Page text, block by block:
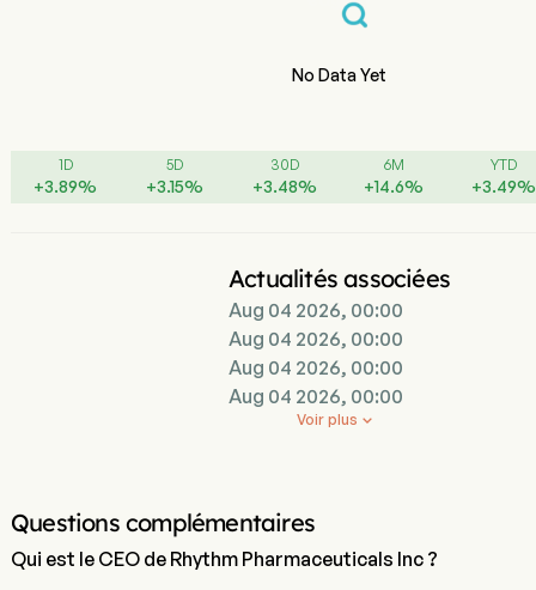
No Data Yet
1D
+3.89%
5D
+3.15%
30D
+3.48%
6M
+14.6%
YTD
+3.49%
Actualités associées
Aug 04 2026, 00:00
Aug 04 2026, 00:00
Aug 04 2026, 00:00
Aug 04 2026, 00:00

Voir plus
Questions complémentaires
Qui est le CEO de Rhythm Pharmaceuticals Inc ?